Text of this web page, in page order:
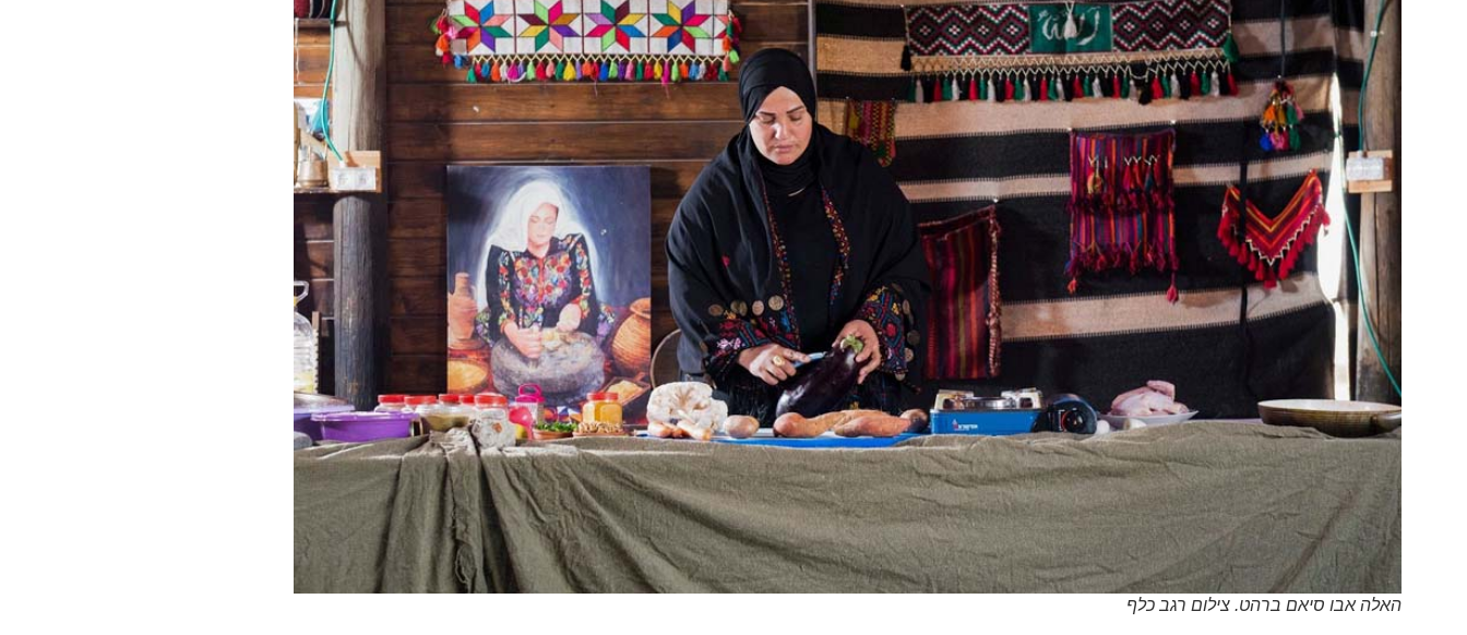
האלה אבו סיאם ברהט. צילום רגב כלף